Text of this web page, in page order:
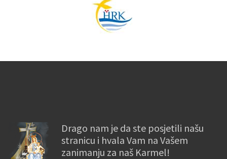
Drago nam je da ste posjetili našu
stranicu i hvala Vam na Vašem
zanimanju za naš Karmel!